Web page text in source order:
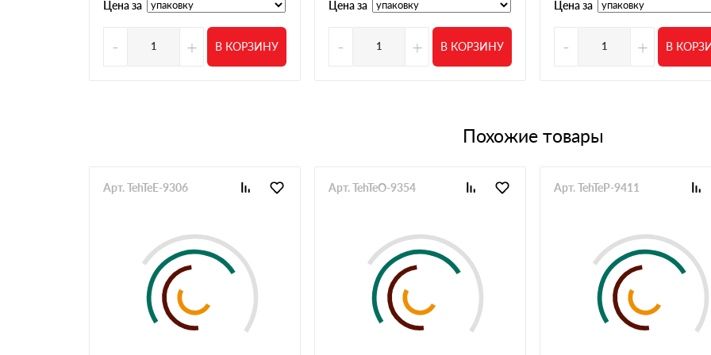
нормальные
28 мая 2025
Всегда делаю заказ тут по максимуму от утеплителя до кровли. Из плюсов скидка на объем и
Алексей
21 мая 2025
Иван
20 мая 2025
Беру черепицу, нужный цвет как правило в наличии или вполне разумные сроки, к качеству
претензий нет
Павел
12 мая 2025
Заказываем уже много лет под объекты, с приемкой не было проблем по стокам тоже
Цена за
- + В КОРЗИНУ
Цена за
- + В КОРЗИНУ
Цена за
- + В
Похожие товары
Арт. TehTeE-9306 Арт. TehTeO-9354 Арт. TehTeP-9411